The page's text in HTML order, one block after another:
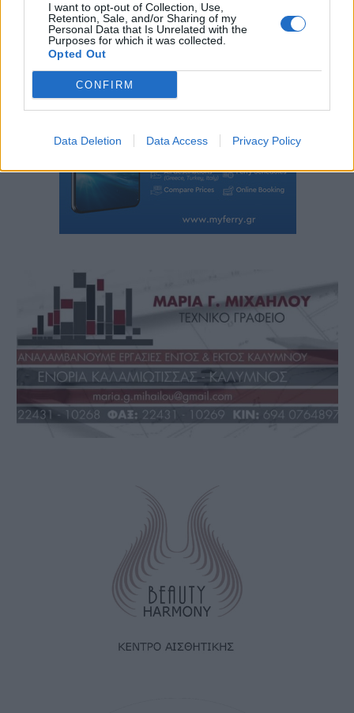
I want to opt-out of Collection, Use,
Retention, Sale, and/or Sharing of my
Personal Data that Is Unrelated with the
Purposes for which it was collected.
Opted Out
CONFIRM
Data Deletion Data Access Privacy Policy